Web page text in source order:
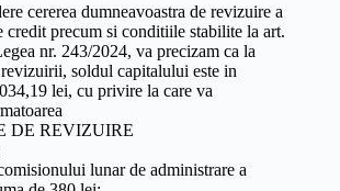
cererea dumneavoastra de revizuire a
credit precum si conditiile stabilite la art.
nr. 243/2024, va precizam ca la
soldul capitalului este in
lei, cu privire la care va
DE REVIZUIRE
lunar de administrare a